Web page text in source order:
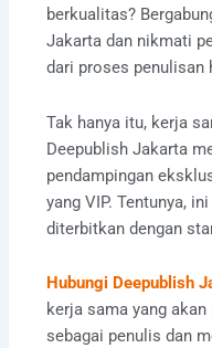
berkualitas?
Jakarta dan nikmati
dari proses penulisan
Tak hanya itu, kerja
Deepublish Jakarta
pendampingan
yang VIP. Tentunya,
diterbitkan dengan
Hubungi Deepublish
kerja sama yang
sebagai penulis dan